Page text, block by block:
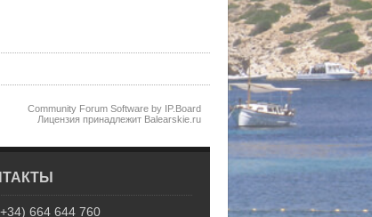
Community Forum Software by IP.Board
Лицензия принадлежит Balearskie.ru
664 644 760